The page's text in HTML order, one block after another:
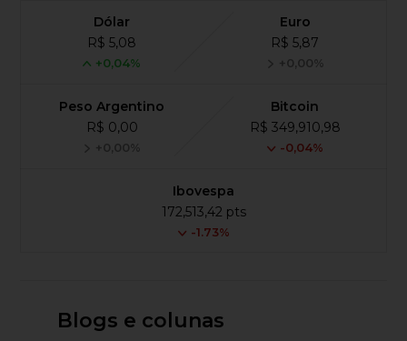
Dólar
R$ 5,08
+0,04%
Euro
R$ 5,87
+0,00%
Peso Argentino
R$ 0,00
+0,00%
Bitcoin
R$ 349,910,98
-0,04%
Ibovespa
172,513,42 pts
-1.73%
Blogs e colunas